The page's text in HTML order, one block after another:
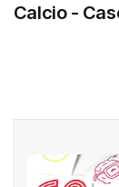
Calcio -